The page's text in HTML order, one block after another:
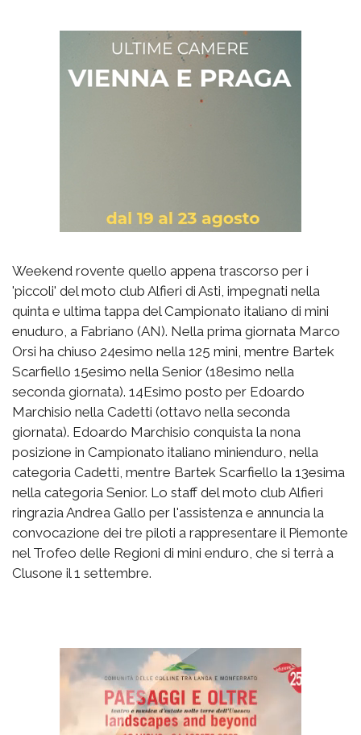
Weekend rovente quello appena trascorso per i
'piccoli' del moto club Alfieri di Asti, impegnati nella
quinta e ultima tappa del Campionato italiano di mini
enuduro, a Fabriano (AN). Nella prima giornata Marco
Orsi ha chiuso 24esimo nella 125 mini, mentre Bartek
Scarfiello 15esimo nella Senior (18esimo nella
seconda giornata). 14Esimo posto per Edoardo
Marchisio nella Cadetti (ottavo nella seconda
giornata). Edoardo Marchisio conquista la nona
posizione in Campionato italiano minienduro, nella
categoria Cadetti, mentre Bartek Scarfiello la 13esima
nella categoria Senior. Lo staff del moto club Alfieri
ringrazia Andrea Gallo per l'assistenza e annuncia la
convocazione dei tre piloti a rappresentare il Piemonte
nel Trofeo delle Regioni di mini enduro, che si terrà a
Clusone il 1 settembre.